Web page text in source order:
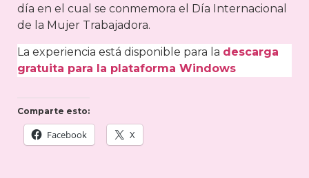
día en el cual se conmemora el Día Internacional
de la Mujer Trabajadora.
La experiencia está disponible para la descarga
gratuita para la plataforma Windows
Comparte esto:
Facebook X